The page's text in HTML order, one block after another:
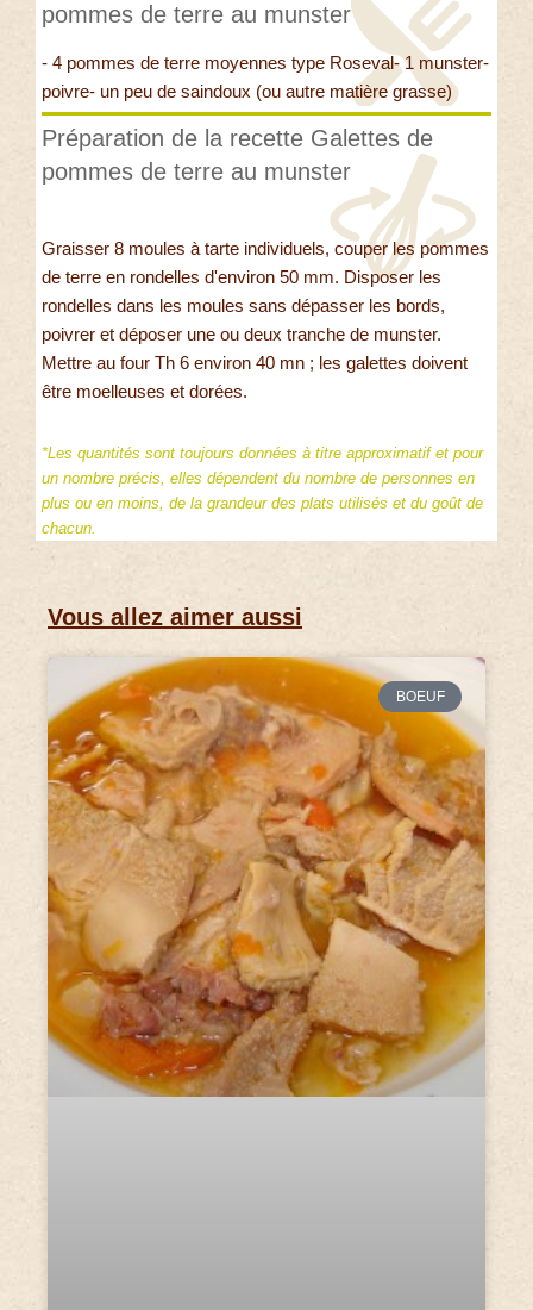
pommes de terre au munster
- 4 pommes de terre moyennes type Roseval- 1 munster-
poivre- un peu de saindoux (ou autre matière grasse)
Préparation de la recette Galettes de
pommes de terre au munster
Graisser 8 moules à tarte individuels, couper les pommes
de terre en rondelles d'environ 50 mm. Disposer les
rondelles dans les moules sans dépasser les bords,
poivrer et déposer une ou deux tranche de munster.
Mettre au four Th 6 environ 40 mn ; les galettes doivent
être moelleuses et dorées.
*Les quantités sont toujours données à titre approximatif et pour
un nombre précis, elles dépendent du nombre de personnes en
plus ou en moins, de la grandeur des plats utilisés et du goût de
chacun.
Vous allez aimer aussi
BOEUF